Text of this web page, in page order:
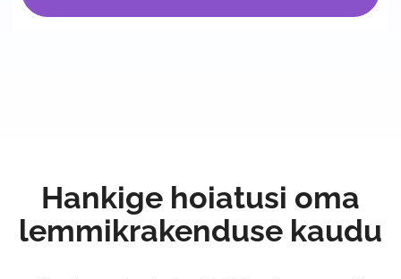
Hankige hoiatusi oma
lemmikrakenduse kaudu